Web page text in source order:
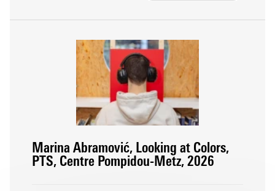
Marina Abramović, Looking at Colors,
PTS, Centre Pompidou-Metz, 2026